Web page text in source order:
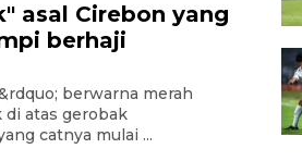
asal Cirebon yang
berhaji
berwarna merah
atas gerobak
catnya mulai ...